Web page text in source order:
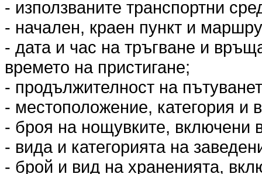
- използваните транспортни
- начален, краен пункт и
- дата и час на тръгване и
времето на пристигане;
- продължителност на
- местоположение, категория и
- броя на нощувките, включени
- вида и категорията на
- брой и вид на храненията,